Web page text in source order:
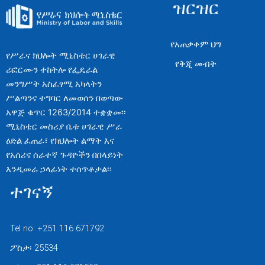
የሥራና ክህሎት ሚኒስቴር ሀገራዊ
ሪፎርሙን ተከትሎ የፌዴራል
መንግሥት አስፈፃሚ አካላትን
ሥልጣንና ተግባር ለመወሰን በወጣው
አዋጅ ቁጥር 1263/2014 ተቋቋመ፡፡
ሚኒስቴር መስሪያ ቤቱ ሀገራዊ ሥራ
ዕድል ፈጠራ፣ የክህሎት ልማት እና
የአሰሪና ሰራተኛ ጉዳዮችን በበላይነት
እንዲመራ ኃላፊነት ተሰጥቶታል፡፡
ዝርዝር
የአጠቃቀም ህግ
የቅጂ መብት
ተገናኝ
Tel no: +251 116 671792
ፖስታ፡ 25534